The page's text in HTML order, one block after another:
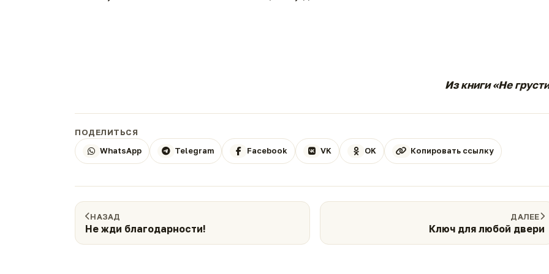
Из книги «Не
ПОДЕЛИТЬСЯ
WhatsApp
Telegram Facebook VK OK Копировать ссылку
НАЗАД
Не жди благодарности!
ДАЛЕЕ
Ключ для любой двери